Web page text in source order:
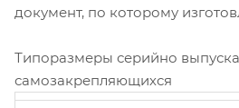
документ, по которому
Типоразмеры серийно
самозакрепляющихся